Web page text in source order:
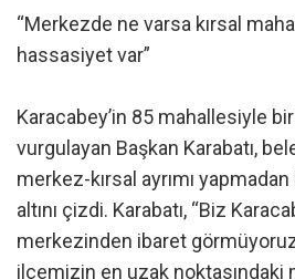
“Merkezde ne varsa kırsal
hassasiyet var”
Karacabey’in 85 mahallesiyle
vurgulayan Başkan Karabatı,
merkez-kırsal ayrımı
altını çizdi. Karabatı, “Biz
merkezinden ibaret
ilçemizin en uzak noktasındaki